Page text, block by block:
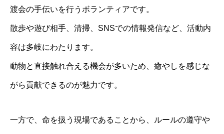
渡会の手伝いを行うボランティアです。
散歩や遊び相手、清掃、SNSでの情報発信など、活動内
容は多岐にわたります。
動物と直接触れ合える機会が多いため、癒やしを感じな
がら貢献できるのが魅力です。
一方で、命を扱う現場であることから、ルールの遵守や